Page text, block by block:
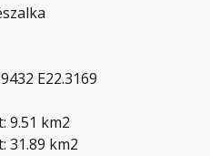
E22.3169
9.51 km2
31.89 km2